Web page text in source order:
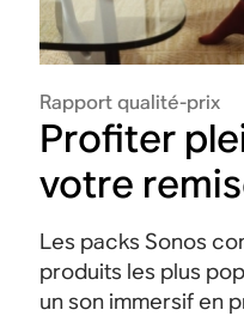
Rapport qualité-prix
Profiter
votre
Les packs Sonos
produits les plus
un son immersif en